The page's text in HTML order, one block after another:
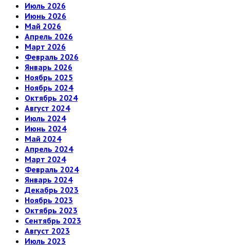
Июль 2026
Июнь 2026
Май 2026
Апрель 2026
Март 2026
Февраль 2026
Январь 2026
Ноябрь 2025
Ноябрь 2024
Октябрь 2024
Август 2024
Июль 2024
Июнь 2024
Май 2024
Апрель 2024
Март 2024
Февраль 2024
Январь 2024
Декабрь 2023
Ноябрь 2023
Октябрь 2023
Сентябрь 2023
Август 2023
Июль 2023